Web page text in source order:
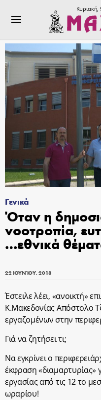
Κυριακή,
Γενικά
Όταν η
νοοτροπία,
…εθνικά
22 ΙΟΥΝΊΟΥ, 2018
Έστειλε λέει, «ανοικτή»
Κ.Μακεδονίας Απόστολο
εργαζομένων στην
Γιά να ζητήσει τι;
Να εγκρίνει ο
έκφραση «διαμαρτυρίας»
εργασίας από τις 12 το
ωραρίου!